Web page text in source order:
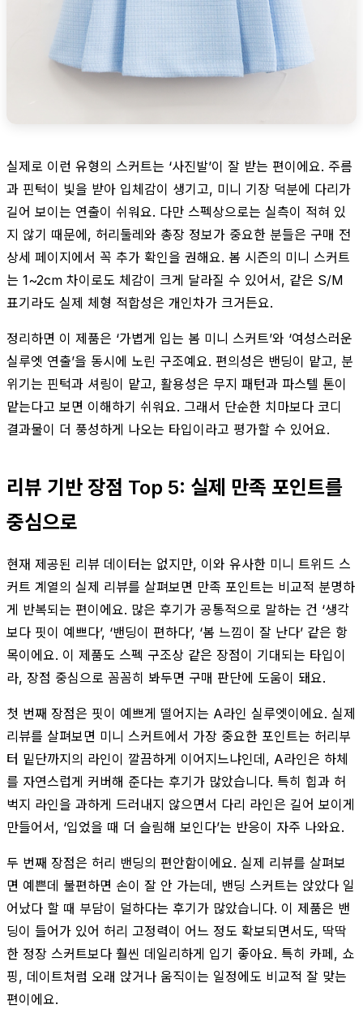
실제로 이런 유형의 스커트는 ‘사진발’이 잘 받는 편이에요. 주름
과 핀턱이 빛을 받아 입체감이 생기고, 미니 기장 덕분에 다리가
길어 보이는 연출이 쉬워요. 다만 스펙상으로는 실측이 적혀 있
지 않기 때문에, 허리둘레와 총장 정보가 중요한 분들은 구매 전
상세 페이지에서 꼭 추가 확인을 권해요. 봄 시즌의 미니 스커트
는 1~2cm 차이로도 체감이 크게 달라질 수 있어서, 같은 S/M
표기라도 실제 체형 적합성은 개인차가 크거든요.
정리하면 이 제품은 ‘가볍게 입는 봄 미니 스커트’와 ‘여성스러운
실루엣 연출’을 동시에 노린 구조예요. 편의성은 밴딩이 맡고, 분
위기는 핀턱과 셔링이 맡고, 활용성은 무지 패턴과 파스텔 톤이
맡는다고 보면 이해하기 쉬워요. 그래서 단순한 치마보다 코디
결과물이 더 풍성하게 나오는 타입이라고 평가할 수 있어요.
리뷰 기반 장점 Top 5: 실제 만족 포인트를
중심으로
현재 제공된 리뷰 데이터는 없지만, 이와 유사한 미니 트위드 스
커트 계열의 실제 리뷰를 살펴보면 만족 포인트는 비교적 분명하
게 반복되는 편이에요. 많은 후기가 공통적으로 말하는 건 ‘생각
보다 핏이 예쁘다’, ‘밴딩이 편하다’, ‘봄 느낌이 잘 난다’ 같은 항
목이에요. 이 제품도 스펙 구조상 같은 장점이 기대되는 타입이
라, 장점 중심으로 꼼꼼히 봐두면 구매 판단에 도움이 돼요.
첫 번째 장점은 핏이 예쁘게 떨어지는 A라인 실루엣이에요. 실제
리뷰를 살펴보면 미니 스커트에서 가장 중요한 포인트는 허리부
터 밑단까지의 라인이 깔끔하게 이어지느냐인데, A라인은 하체
를 자연스럽게 커버해 준다는 후기가 많았습니다. 특히 힙과 허
벅지 라인을 과하게 드러내지 않으면서 다리 라인은 길어 보이게
만들어서, ‘입었을 때 더 슬림해 보인다’는 반응이 자주 나와요.
두 번째 장점은 허리 밴딩의 편안함이에요. 실제 리뷰를 살펴보
면 예쁜데 불편하면 손이 잘 안 가는데, 밴딩 스커트는 앉았다 일
어났다 할 때 부담이 덜하다는 후기가 많았습니다. 이 제품은 밴
딩이 들어가 있어 허리 고정력이 어느 정도 확보되면서도, 딱딱
한 정장 스커트보다 훨씬 데일리하게 입기 좋아요. 특히 카페, 쇼
핑, 데이트처럼 오래 앉거나 움직이는 일정에도 비교적 잘 맞는
편이에요.